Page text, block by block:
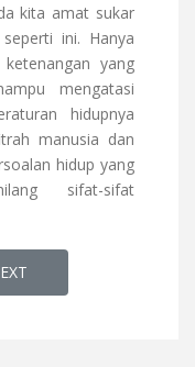
kita amat sukar
ini. Hanya
yang
mengatasi
hidupnya
manusia dan
hidup yang
sifat-sifat
MEMAHAMI MUSIBAH
ARTICLE: SENI YANG